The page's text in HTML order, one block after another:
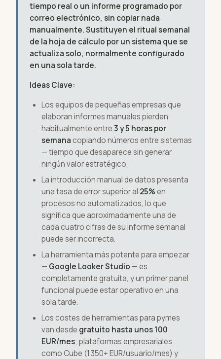
tiempo real o un informe programado por
correo electrónico, sin copiar nada
manualmente. Sustituyen el ritual semanal
de la hoja de cálculo por un sistema que se
actualiza solo, normalmente configurado
en una sola tarde.
Ideas Clave:
Los equipos de pequeñas empresas que
elaboran informes manuales pierden
habitualmente entre3 y 5 horas por
semanacopiando números entre sistemas
— tiempo que desaparece sin generar
ningún valor estratégico.
La introducción manual de datos presenta
una tasa de error superior al 25%en
procesos no automatizados, lo que
significa que aproximadamente una de
cada cuatro cifras de su informe semanal
puede ser incorrecta.
La herramienta más potente para empezar
— Google Looker Studio — es
completamente gratuita, y un primer panel
funcional puede estar operativo en una
sola tarde.
Los costes de herramientas para pymes
van desde gratuito hasta unos 100
EUR/mes; plataformas empresariales
como Cube (1.350+ EUR/usuario/mes) y